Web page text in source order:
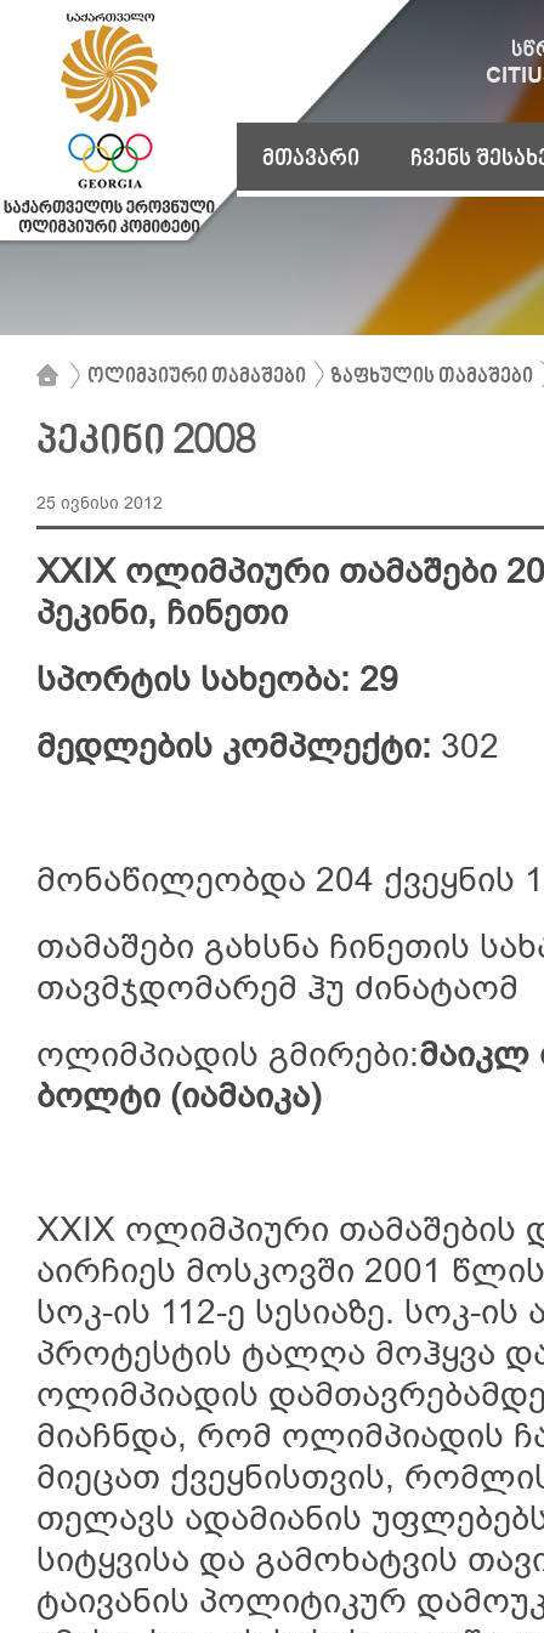
მთავარი ჩვენს
ოლიმპიური თამაშები ზაფხულის თამაშები
პეკინი 2008
25 ივნისი 2012
XXIX ოლიმპიური თამაშები
პეკინი, ჩინეთი
სპორტის სახეობა: 29
მედლების კომპლექტი: 302
მონაწილეობდა 204 ქვეყნის
თამაშები გახსნა ჩინეთის
თავმჯდომარემ ჰუ ძინატაომ
ოლიმპიადის გმირები:მაიკლ
ბოლტი (იამაიკა)
XXIX ოლიმპიური თამაშების
აირჩიეს მოსკოვში 2001
სოკ-ის 112-ე სესიაზე. სოკ-ის
პროტესტის ტალღა მოჰყვა
ოლიმპიადის
მიაჩნდა, რომ ოლიმპიადის
მიეცათ ქვეყნისთვის,
თელავს ადამიანის
სიტყვისა და გამოხატვის
ტაივანის პოლიტიკურ